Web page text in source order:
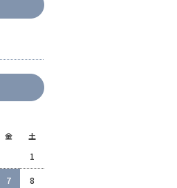
金 土
1
7 8